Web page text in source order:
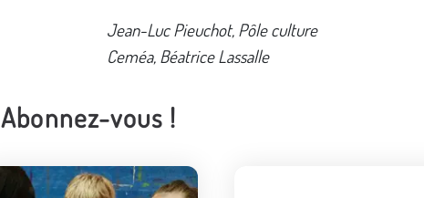
Jean-Luc Pieuchot, Pôle culture
Ceméa, Béatrice Lassalle
Abonnez-vous !